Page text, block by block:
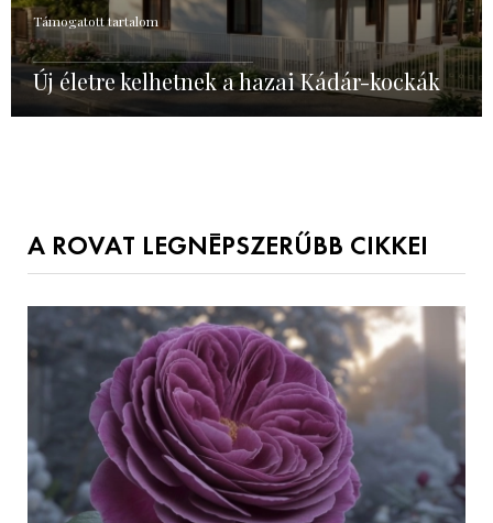
Támogatott tartalom
Új életre kelhetnek a hazai Kádár-kockák
A ROVAT LEGNÉPSZERŰBB CIKKEI